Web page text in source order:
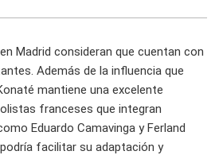
Madrid consideran que cuentan con
Además de la influencia que
mantiene una excelente
franceses que integran
Eduardo Camavinga y Ferland
facilitar su adaptación y